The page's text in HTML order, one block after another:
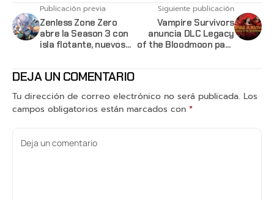
Publicación previa
Zenless Zone Zero
abre la Season 3 con
isla flotante, nuevos
Siguiente publicación
Vampire Survivors
anuncia DLC Legacy
of the Bloodmoon para
DEJA UN COMENTARIO
Tu dirección de correo electrónico no será publicada. Los
campos obligatorios están marcados con *